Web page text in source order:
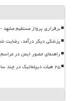
برقراری پرواز مستقیم مشهد
پزشکی دیگر درآمد، رضایت
راهنمای حضور ایمن در مراسم
۲۵ هیأت دیپلماتیک در چند ساعت از راه فرودگاه مهرآباد پذیرش شدند